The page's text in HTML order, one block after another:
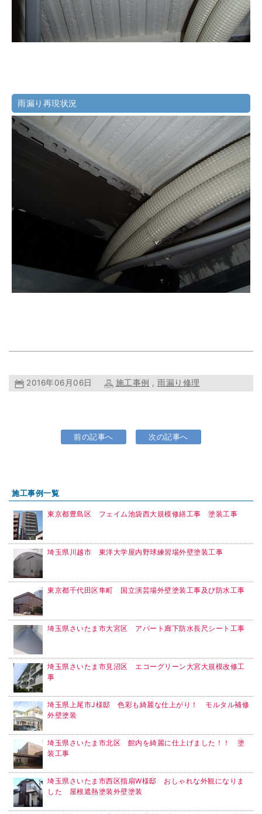
雨漏り再現状況
2016年06月06日 施工事例 , 雨漏り修理
前の記事へ 次の記事へ
施工事例一覧
東京都豊島区 フェイム池袋西大規模修繕工事 塗装工事
埼玉県川越市 東洋大学屋内野球練習場外壁塗装工事
東京都千代田区隼町 国立演芸場外壁塗装工事及び防水工事
埼玉県さいたま市大宮区 アパート廊下防水長尺シート工事
埼玉県さいたま市見沼区 エコーグリーン大宮大規模改修工
事
埼玉県上尾市J様邸 色彩も綺麗な仕上がり！ モルタル補修
外壁塗装
埼玉県さいたま市北区 館内を綺麗に仕上げました！！ 塗
装工事
埼玉県さいたま市西区指扇W様邸 おしゃれな外観になりま
した 屋根遮熱塗装外壁塗装